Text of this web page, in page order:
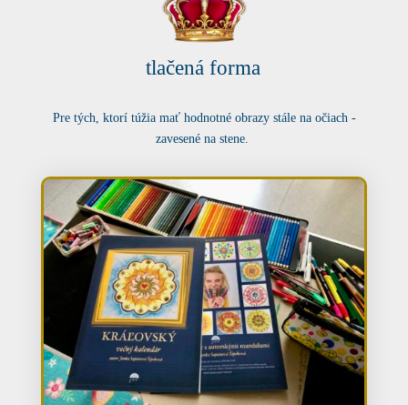
tlačená forma
Pre tých, ktorí túžia mať hodnotné obrazy stále na očiach -
zavesené na stene.